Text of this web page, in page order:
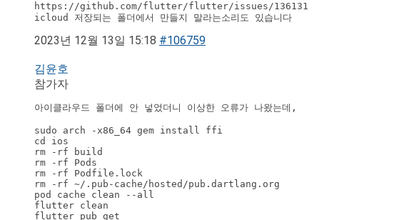
https://github.com/flutter/flutter/issues/136131
icloud 저장되는 폴더에서 만들지 말라는소리도 있습니다
2023년 12월 13일 15:18 #106759
김윤호
참가자
아이클라우드 폴더에 안 넣었더니 이상한 오류가 나왔는데,
sudo arch -x86_64 gem install ffi
cd ios
rm -rf build
rm -rf Pods
rm -rf Podfile.lock
rm -rf ~/.pub-cache/hosted/pub.dartlang.org
pod cache clean --all
flutter clean
flutter pub get